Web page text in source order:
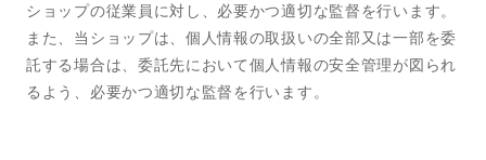
ショップの従業員に対し、必要かつ適切な監督を行います。
また、当ショップは、個人情報の取扱いの全部又は一部を委
託する場合は、委託先において個人情報の安全管理が図られ
るよう、必要かつ適切な監督を行います。